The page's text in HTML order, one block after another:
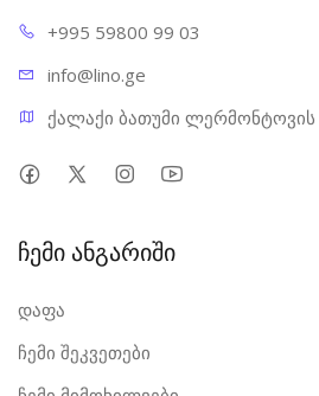
+995 59800 99 03
info@lino.ge
ქალაქი ბათუმი ლერმონტოვის
ჩემი ანგარიში
დაფა
ჩემი შეკვეთები